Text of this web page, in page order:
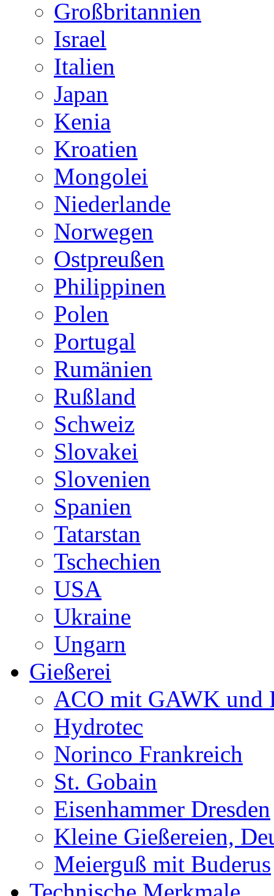
Großbritannien
Israel
Italien
Japan
Kenia
Kroatien
Mongolei
Niederlande
Norwegen
Ostpreußen
Philippinen
Polen
Portugal
Rumänien
Rußland
Schweiz
Slovakei
Slovenien
Spanien
Tatarstan
Tschechien
USA
Ukraine
Ungarn
Gießerei
ACO mit GAWK und
Hydrotec
Norinco Frankreich
St. Gobain
Eisenhammer Dresden
Kleine Gießereien,
Meierguß mit Buderus